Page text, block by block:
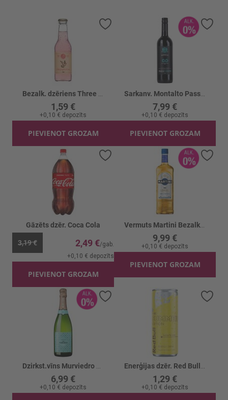
1,59 €
+0,10 € depozīts
PIEVIENOT GROZAM
Pievienot vēlmju sarakstam
7,99 €
+0,10 € depozīts
PIEVIENOT GROZAM
Gāzēts dzēr. Coca Cola
3,19 € 2,49 €
+0,10 € depozīts
PIEVIENOT GROZAM
Pievienot vēlmju sarakstam
9,99 €
+0,10 € depozīts
PIEVIENOT GROZAM
6,99 €
+0,10 € depozīts
Pievienot vēlmju sarakstam
1,29 €
+0,10 € depozīts